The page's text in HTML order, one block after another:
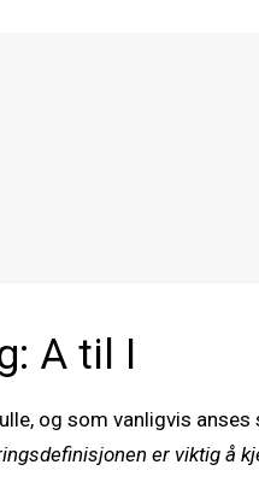
A til I
og som vanligvis
er viktig å